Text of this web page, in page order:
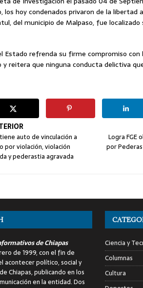
los hoy condenados privaron de la libertad
del municipio de Malpaso, fue
Estado refrenda su firme compromiso
y reitera que ninguna conducta delictiva
auto de vinculación a
por violación, violación
y pederastia agravada
Logra FGE
por
de Chiapas
de 1999, con el fin de
acontecer político, social y
Chiapas, publicando en los
en la entidad. Dos
Ciencia y
Columnas
Cultura